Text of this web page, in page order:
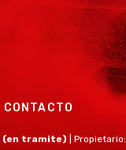
CONTACTO
(en tramite) | Propietario: